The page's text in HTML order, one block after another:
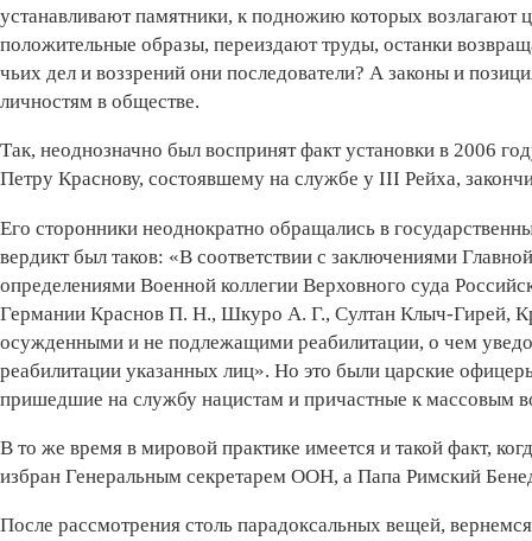
устанавливают памятники, к подножию которых
положительные образы, переиздают труды, останки
чьих дел и воззрений они последователи? А законы и
личностям в обществе.
Так, неоднозначно был воспринят факт установки в 2006
Петру Краснову, состоявшему на службе у III Рейха,
Его сторонники неоднократно обращались в
вердикт был таков: «В соответствии с заключениями
определениями Военной коллегии Верховного суда
Германии Краснов П. Н., Шкуро А. Г., Султан Клыч-Гирей,
осужденными и не подлежащими реабилитации, о чем
реабилитации указанных лиц». Но это были царские
пришедшие на службу нацистам и причастные к массовым
В то же время в мировой практике имеется и такой факт,
избран Генеральным секретарем ООН, а Папа Римский
После рассмотрения столь парадоксальных вещей,